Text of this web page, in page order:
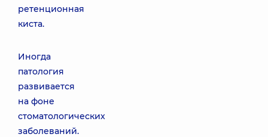
ретенционная
киста.
Иногда
патология
развивается
на фоне
стоматологических
заболеваний.